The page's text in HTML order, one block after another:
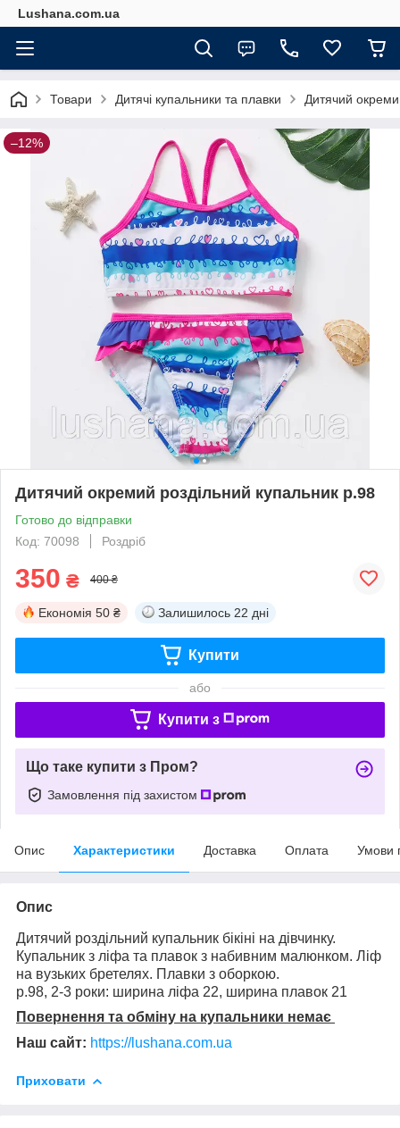
Lushana.com.ua
Товари Дитячі купальники та плавки Дитячий
–12%
Дитячий окремий роздільний купальник р.98
Готово до відправки
Код: 70098
Роздріб
350 ₴ 400 ₴
Економія 50 ₴ Залишилось 22 дні
Купити
або
Купити з
Що таке купити з Пром?
Замовлення під захистом
Опис Характеристики Доставка Оплата Умови
Опис
Дитячий роздільний купальник бікіні на дівчинку.
Купальник з ліфа та плавок з набивним малюнком. Ліф
на вузьких бретелях. Плавки з оборкою.
р.98, 2-3 роки: ширина ліфа 22, ширина плавок 21
Повернення та обміну на купальники немає
Наш сайт: https://lushana.com.ua
Приховати